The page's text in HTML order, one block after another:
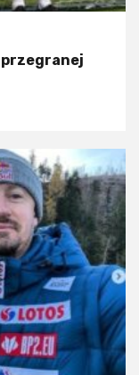
przegranej